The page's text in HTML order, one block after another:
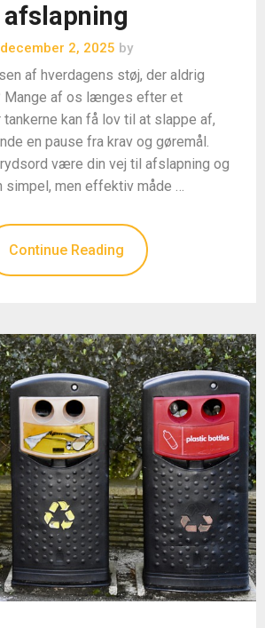
afslapning
december 2, 2025 by
af hverdagens støj, der aldrig
Mange af os længes efter et
kan få lov til at slappe af,
en pause fra krav og gøremål.
være din vej til afslapning og
simpel, men effektiv måde …
Continue Reading